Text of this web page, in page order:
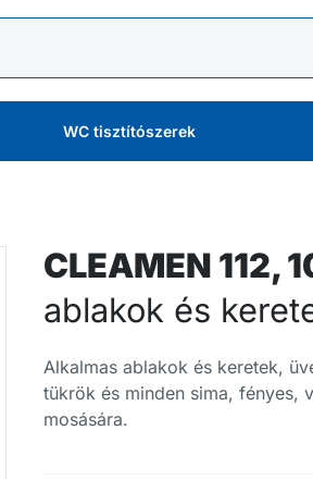
WC tisztítószerek
CLEAMEN 112,
ablakok és
Alkalmas ablakok és keretek,
tükrök és minden sima, fényes,
mosására.